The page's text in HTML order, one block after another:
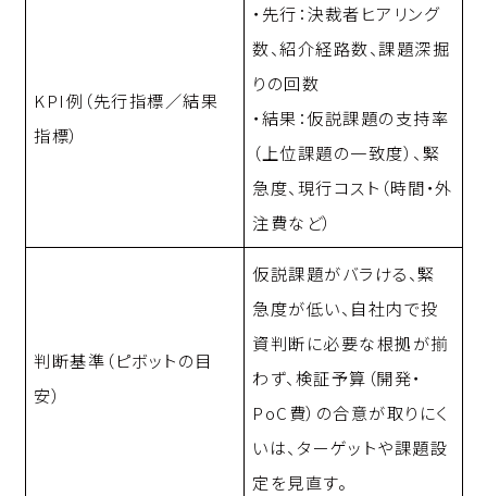
KPI例（先行指標／結果
指標）
・先行：決裁者ヒアリング
数、紹介経路数、課題深掘
りの回数
・結果：仮説課題の支持率
（上位課題の一致度）、緊
急度、現行コスト（時間・外
注費など）
判断基準（ピボットの目
安）
仮説課題がバラける、緊
急度が低い、自社内で投
資判断に必要な根拠が揃
わず、検証予算（開発・
PoC費）の合意が取りにく
いは、ターゲットや課題設
定を見直す。